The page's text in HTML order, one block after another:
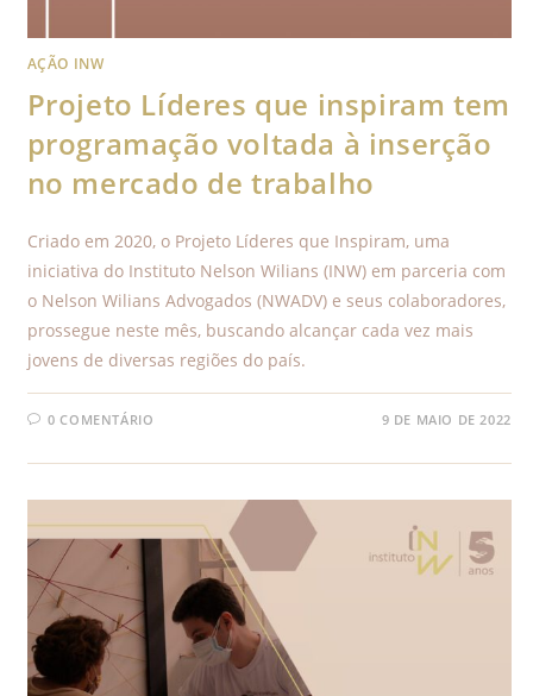
AÇÃO INW
Projeto Líderes que inspiram tem
programação voltada à inserção
no mercado de trabalho
Criado em 2020, o Projeto Líderes que Inspiram, uma
iniciativa do Instituto Nelson Wilians (INW) em parceria com
o Nelson Wilians Advogados (NWADV) e seus colaboradores,
prossegue neste mês, buscando alcançar cada vez mais
jovens de diversas regiões do país.
0 COMENTÁRIO 9 DE MAIO DE 2022